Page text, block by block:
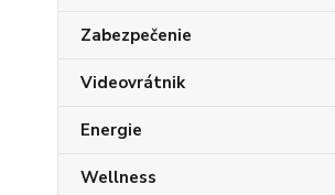
Zabezpečenie
Videovrátnik
Energie
Wellness